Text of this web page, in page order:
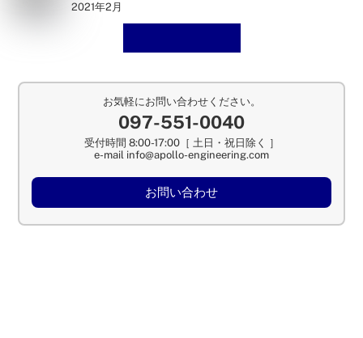
2021年2月
お気軽にお問い合わせください。
097-551-0040
受付時間 8:00-17:00［ 土日・祝日除く ］
e-mail info@apollo-engineering.com
お問い合わせ